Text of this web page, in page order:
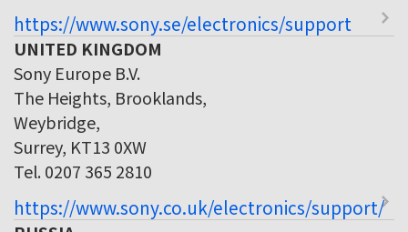
https://www.sony.se/electronics/support
UNITED KINGDOM
Sony Europe B.V.
The Heights, Brooklands,
Weybridge,
Surrey, KT13 0XW
Tel. 0207 365 2810
https://www.sony.co.uk/electronics/support/